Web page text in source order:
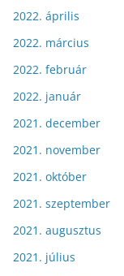
2022. április
2022. március
2022. február
2022. január
2021. december
2021. november
2021. október
2021. szeptember
2021. augusztus
2021. július